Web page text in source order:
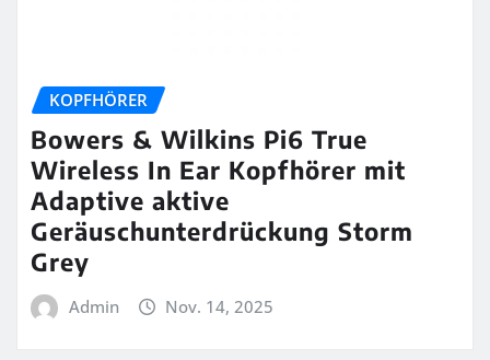
KOPFHÖRER
Bowers & Wilkins Pi6 True
Wireless In Ear Kopfhörer mit
Adaptive aktive
Geräuschunterdrückung Storm
Grey
Admin Nov. 14, 2025